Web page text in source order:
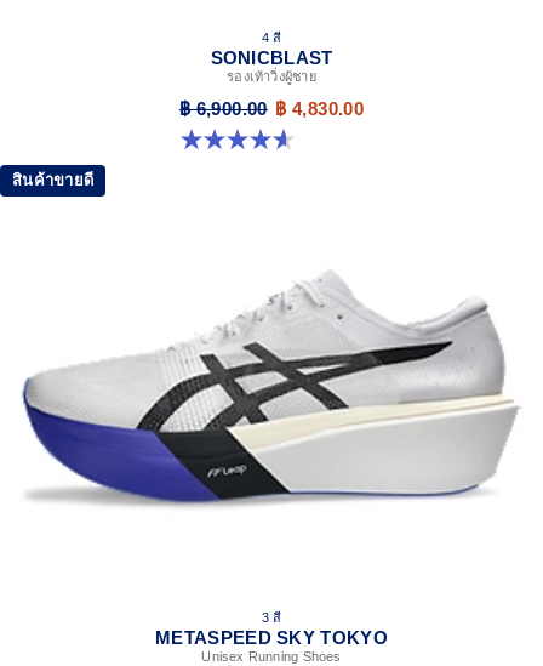
4 สี
SONICBLAST
รองเท้าวิ่งผู้ชาย
฿ 6,900.00 ฿ 4,830.00
4.6 จาก 5 ดาว 186 รีวิว
สินค้าขายดี
3 สี
METASPEED SKY TOKYO
Unisex Running Shoes